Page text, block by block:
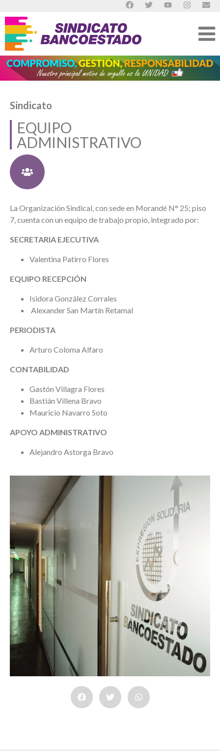
Sindicato
EQUIPO
ADMINISTRATIVO
La Organización Sindical, con sede en Morandé N° 25; piso
7, cuenta con un equipo de trabajo propio, integrado por:
SECRETARIA EJECUTIVA
Valentina Patirro Flores
EQUIPO RECEPCIÓN
Isidora González Corrales
Alexander San Martín Retamal
PERIODISTA
Arturo Coloma Alfaro
CONTABILIDAD
Gastón Villagra Flores
Bastián Villena Bravo
Mauricio Navarro Soto
APOYO ADMINISTRATIVO
Alejandro Astorga Bravo